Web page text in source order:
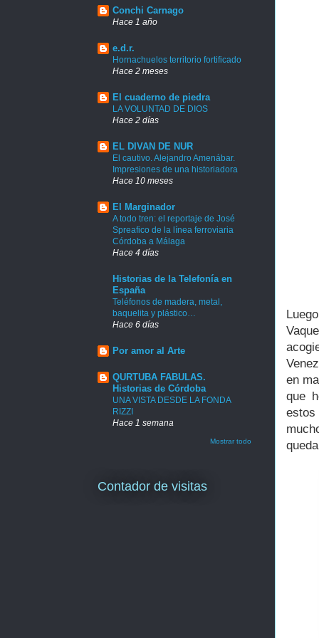
en
que
estos
Conchi Carnago
Hace 1 año
e.d.r.
Hornachuelos territorio fortificado
Hace 2 meses
El cuaderno de piedra
LA VOLUNTAD DE DIOS
Hace 2 días
EL DIVAN DE NUR
El cautivo. Alejandro Amenábar.
Impresiones de una historiadora
Hace 10 meses
El Marginador
A todo tren: el reportaje de José
Spreafico de la línea ferroviaria
Córdoba a Málaga
Hace 4 días
Historias de la Telefonía en
España
Teléfonos de madera, metal,
baquelita y plástico…
Hace 6 días
Por amor al Arte
QURTUBA FABULAS.
Historias de Córdoba
UNA VISTA DESDE LA FONDA
RIZZI
Hace 1 semana
Mostrar todo
Contador de visitas